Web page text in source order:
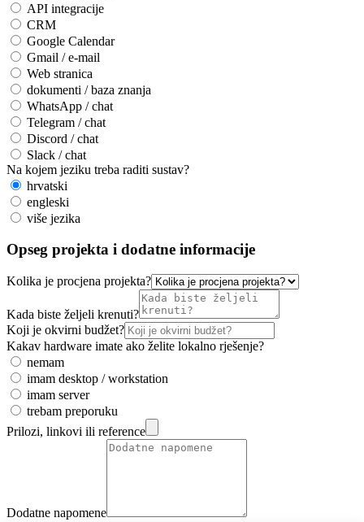
API integracije
CRM
Google Calendar
Gmail / e-mail
Web stranica
dokumenti / baza znanja
WhatsApp / chat
Telegram / chat
Discord / chat
Slack / chat
Na kojem jeziku treba raditi sustav?
hrvatski
engleski
više jezika
Opseg projekta i dodatne informacije
Kolika je procjena projekta?
Kada biste željeli krenuti?
Koji je okvirni budžet?
Kakav hardware imate ako želite lokalno rješenje?
nemam
imam desktop / workstation
imam server
trebam preporuku
Prilozi, linkovi ili reference
Dodatne napomene